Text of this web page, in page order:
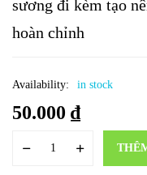
sương đi kèm tạo
hoàn chỉnh
Availability: in stock
50.000 ₫